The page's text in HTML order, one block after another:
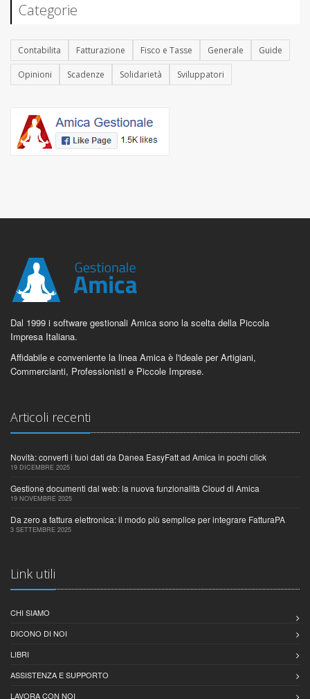
Categorie
Contabilita Fatturazione Fisco e Tasse Generale Guide
Opinioni Scadenze Solidarietà Sviluppatori
Dal 1999 i software gestionali Amica sono la scelta della Piccola
Impresa Italiana.
Affidabile e conveniente la linea Amica è l'ideale per Artigiani,
Commercianti, Professionisti e Piccole Imprese.
Articoli recenti
Novità: converti i tuoi dati da Danea EasyFatt ad Amica in pochi click
19 DICEMBRE 2025
Gestione documenti dal web: la nuova funzionalità Cloud di Amica
19 NOVEMBRE 2025
Da zero a fattura elettronica: il modo più semplice per integrare FatturaPA
3 SETTEMBRE 2025
Link utili
CHI SIAMO
DICONO DI NOI
LIBRI
ASSISTENZA E SUPPORTO
LAVORA CON NOI